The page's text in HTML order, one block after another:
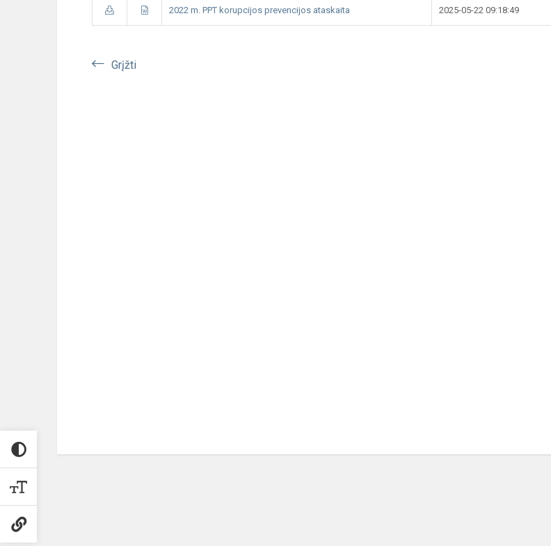
2022 m. PPT korupcijos prevencijos ataskaita 2025-05-22 09:18:49
Grįžti